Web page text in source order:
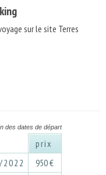
sur le site Terres
des dates de départ
prix
950 €